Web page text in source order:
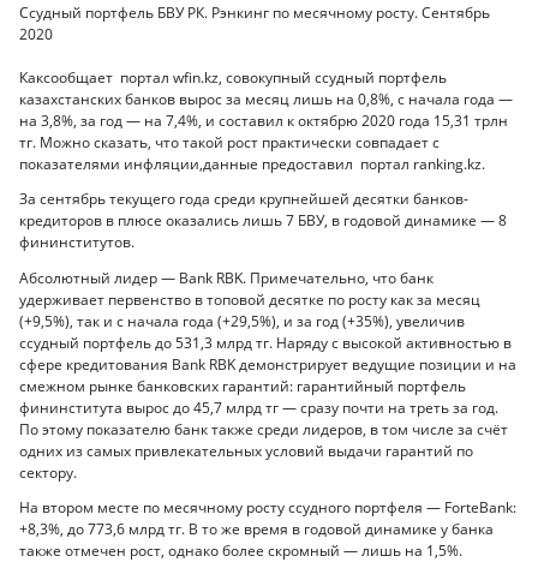
Ссудный портфель БВУ РК. Рэнкинг по месячному росту. Сентябрь
2020
Каксообщает портал wfin.kz, совокупный ссудный портфель
казахстанских банков вырос за месяц лишь на 0,8%, с начала года —
на 3,8%, за год — на 7,4%, и составил к октябрю 2020 года 15,31 трлн
тг. Можно сказать, что такой рост практически совпадает с
показателями инфляции,данные предоставил портал ranking.kz.
За сентябрь текущего года среди крупнейшей десятки банков-
кредиторов в плюсе оказались лишь 7 БВУ, в годовой динамике — 8
фининститутов.
Абсолютный лидер — Bank RBK. Примечательно, что банк
удерживает первенство в топовой десятке по росту как за месяц
(+9,5%), так и с начала года (+29,5%), и за год (+35%), увеличив
ссудный портфель до 531,3 млрд тг. Наряду с высокой активностью в
сфере кредитования Bank RBK демонстрирует ведущие позиции и на
смежном рынке банковских гарантий: гарантийный портфель
фининститута вырос до 45,7 млрд тг — сразу почти на треть за год.
По этому показателю банк также среди лидеров, в том числе за счёт
одних из самых привлекательных условий выдачи гарантий по
сектору.
На втором месте по месячному росту ссудного портфеля — ForteBank:
+8,3%, до 773,6 млрд тг. В то же время в годовой динамике у банка
также отмечен рост, однако более скромный — лишь на 1,5%.